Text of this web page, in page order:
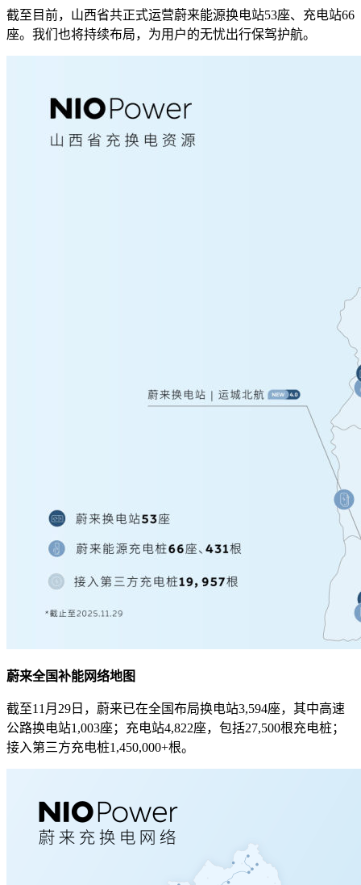
截至目前，山西省共正式运营蔚来能源换电站53座、充电站66
座。我们也将持续布局，为用户的无忧出行保驾护航。
蔚来全国补能网络地图
截至11月29日，蔚来已在全国布局换电站3,594座，其中高速
公路换电站1,003座；充电站4,822座，包括27,500根充电桩；
接入第三方充电桩1,450,000+根。